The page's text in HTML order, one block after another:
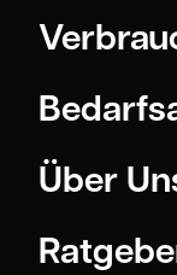
Über